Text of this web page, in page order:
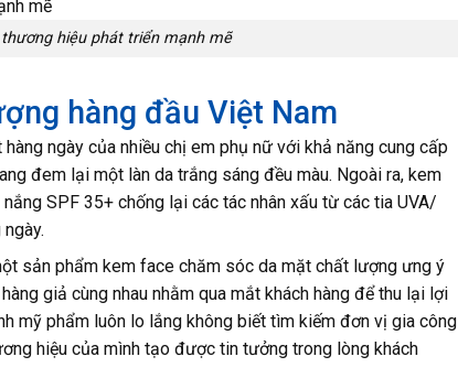
hiệu phát triển mạnh mẽ
hàng đầu Việt Nam
ngày của nhiều chị em phụ nữ với khả năng cung cấp
đem lại một làn da trắng sáng đều màu. Ngoài ra, kem
SPF 35+ chống lại các tác nhân xấu từ các tia UVA/
sản phẩm kem face chăm sóc da mặt chất lượng ưng ý
giả cùng nhau nhằm qua mắt khách hàng để thu lại lợi
mỹ phẩm luôn lo lắng không biết tìm kiếm đơn vị gia công
hiệu của mình tạo được tin tưởng trong lòng khách